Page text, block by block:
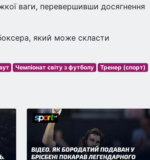
ваги, перевершивши досягнення
який може скласти
Чемпіонат світу з футболу
Тренер (спорт)